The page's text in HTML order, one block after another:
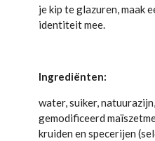
je kip te glazuren, maak
identiteit mee.
Ingrediënten:
water, suiker,
gemodificeerd
kruiden en specerijen